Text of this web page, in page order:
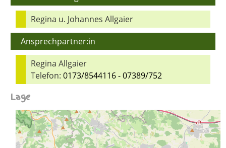
Regina u. Johannes Allgaier
Ansprechpartner:in
Regina Allgaier
Telefon:0173/8544116 - 07389/752
Lage